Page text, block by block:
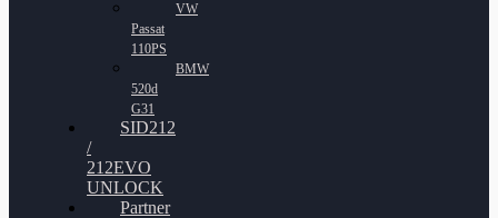
VW
Passat
110PS
BMW
520d
G31
SID212
/
212EVO
UNLOCK
Partner